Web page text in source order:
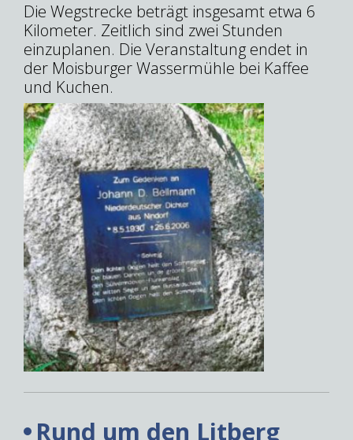
Die Wegstrecke beträgt insgesamt etwa 6
Kilometer. Zeitlich sind zwei Stunden
einzuplanen. Die Veranstaltung endet in
der Moisburger Wassermühle bei Kaffee
und Kuchen.
Rund um den Litberg